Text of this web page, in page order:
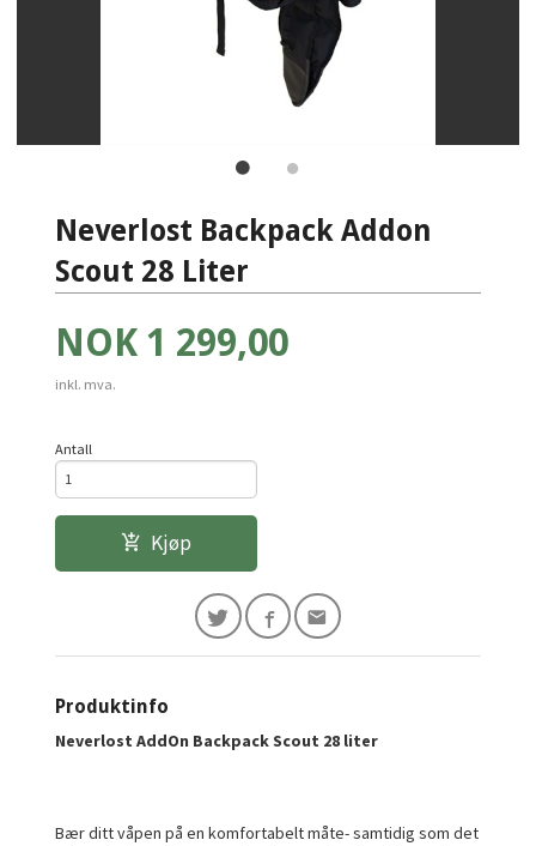
Neverlost Backpack Addon
Scout 28 Liter
Pris
NOK 1 299,00
inkl. mva.
Antall
Kjøp
Produktinfo
Neverlost AddOn Backpack Scout 28 liter
Bær ditt våpen på en komfortabelt måte- samtidig som det